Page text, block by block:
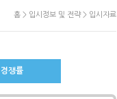
홈 > 입시정보 및 전략 > 입시자료
경쟁률